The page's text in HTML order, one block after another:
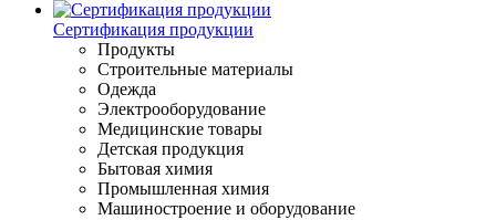
Сертификация продукции
Продукты
Строительные материалы
Одежда
Электрооборудование
Медицинские товары
Детская продукция
Бытовая химия
Промышленная химия
Машиностроение и оборудование